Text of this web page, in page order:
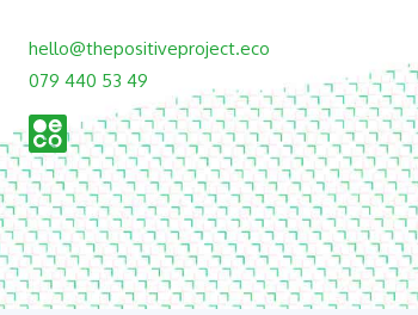
hello@thepositiveproject.eco
079 440 53 49